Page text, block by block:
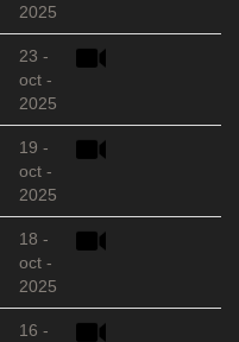
2025
23 -
oct -
2025
19 -
oct -
2025
18 -
oct -
2025
16 -